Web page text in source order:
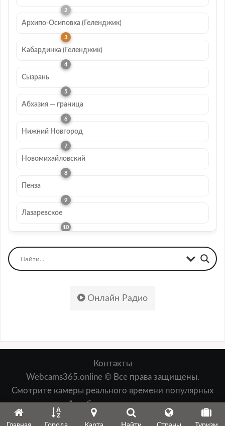
Архипо-Осиповка (Геленджик)
Кабардинка (Геленджик)
Сызрань
Абхазия — граница
Нижний Новгород
Новомихайловский
Пенза
Лазаревское
Онлайн Радио
Контакты
Webcams365.online © Все права защищены.
Смотрите камеры реального времени популярных
мест: пляжей, набережных, лыжных курортов,
зданий, природы и т.д.